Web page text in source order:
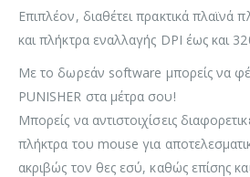
Επιπλέον, διαθέτει πρακτικά πλαϊνά
και πλήκτρα εναλλαγής DPI έως και
Με το δωρεάν software μπορείς να
PUNISHER στα μέτρα σου!
Μπορείς να αντιστοιχίσεις
πλήκτρα του mouse για
ακριβώς τον θες εσύ, καθώς επίσης